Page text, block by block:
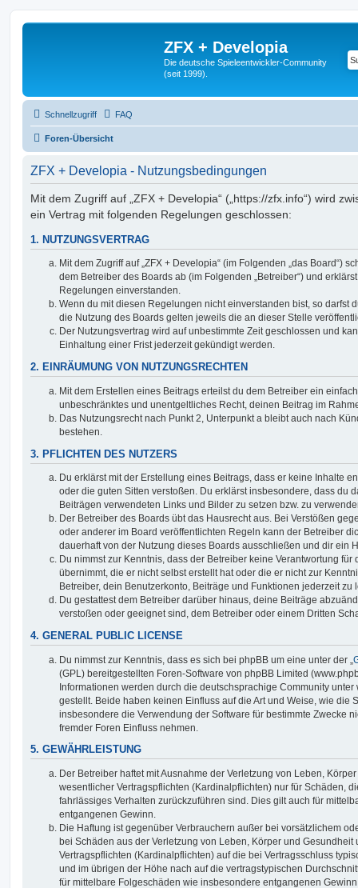
ZFX + Developia
Die deutsche Spieleentwickler-Community
(seit 1999).
Schnellzugriff FAQ
Foren-Übersicht
ZFX + Developia - Nutzungsbedingungen
Mit dem Zugriff auf „ZFX + Developia“ („https://zfx.info“) wird
ein Vertrag mit folgenden Regelungen geschlossen:
1. NUTZUNGSVERTRAG
Mit dem Zugriff auf „ZFX + Developia“ (im Folgenden „das Board“)
dem Betreiber des Boards ab (im Folgenden „Betreiber“) und
Regelungen einverstanden.
Wenn du mit diesen Regelungen nicht einverstanden bist, so darfst
die Nutzung des Boards gelten jeweils die an dieser Stelle
Der Nutzungsvertrag wird auf unbestimmte Zeit geschlossen und
Einhaltung einer Frist jederzeit gekündigt werden.
2. EINRÄUMUNG VON NUTZUNGSRECHTEN
Mit dem Erstellen eines Beitrags erteilst du dem Betreiber ein
unbeschränktes und unentgeltliches Recht, deinen Beitrag im
Das Nutzungsrecht nach Punkt 2, Unterpunkt a bleibt auch nach
bestehen.
3. PFLICHTEN DES NUTZERS
Du erklärst mit der Erstellung eines Beitrags, dass er keine Inhalte
oder die guten Sitten verstoßen. Du erklärst insbesondere, dass du
Beiträgen verwendeten Links und Bilder zu setzen bzw. zu
Der Betreiber des Boards übt das Hausrecht aus. Bei Verstößen
oder anderer im Board veröffentlichten Regeln kann der Betreiber
dauerhaft von der Nutzung dieses Boards ausschließen und dir ein
Du nimmst zur Kenntnis, dass der Betreiber keine Verantwortung für
übernimmt, die er nicht selbst erstellt hat oder die er nicht zur
Betreiber, dein Benutzerkonto, Beiträge und Funktionen jederzeit zu
Du gestattest dem Betreiber darüber hinaus, deine Beiträge
verstoßen oder geeignet sind, dem Betreiber oder einem Dritten
4. GENERAL PUBLIC LICENSE
Du nimmst zur Kenntnis, dass es sich bei phpBB um eine unter der „
(GPL) bereitgestellten Foren-Software von phpBB Limited
Informationen werden durch die deutschsprachige Community unter
gestellt. Beide haben keinen Einfluss auf die Art und Weise, wie die
insbesondere die Verwendung der Software für bestimmte Zwecke
fremder Foren Einfluss nehmen.
5. GEWÄHRLEISTUNG
Der Betreiber haftet mit Ausnahme der Verletzung von Leben,
wesentlicher Vertragspflichten (Kardinalpflichten) nur für Schäden,
fahrlässiges Verhalten zurückzuführen sind. Dies gilt auch für
entgangenen Gewinn.
Die Haftung ist gegenüber Verbrauchern außer bei vorsätzlichem
bei Schäden aus der Verletzung von Leben, Körper und
Vertragspflichten (Kardinalpflichten) auf die bei Vertragsschluss
und im übrigen der Höhe nach auf die vertragstypischen
für mittelbare Folgeschäden wie insbesondere entgangenen